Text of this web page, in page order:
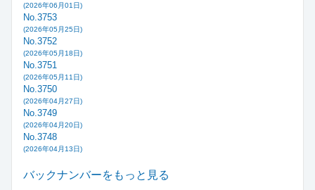
(2026年06月01日)
No.3753
(2026年05月25日)
No.3752
(2026年05月18日)
No.3751
(2026年05月11日)
No.3750
(2026年04月27日)
No.3749
(2026年04月20日)
No.3748
(2026年04月13日)
バックナンバーをもっと見る